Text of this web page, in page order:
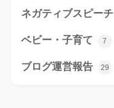
ネガティブスピーチ
ベビー・子育て 7
ブログ運営報告 29